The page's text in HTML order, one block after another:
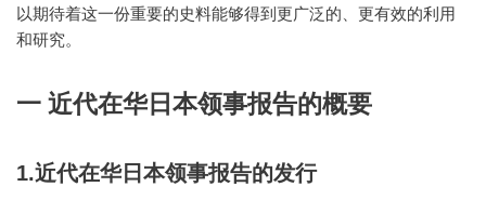
以期待着这一份重要的史料能够得到更广泛的、更有效的利用
和研究。
一 近代在华日本领事报告的概要
1.近代在华日本领事报告的发行